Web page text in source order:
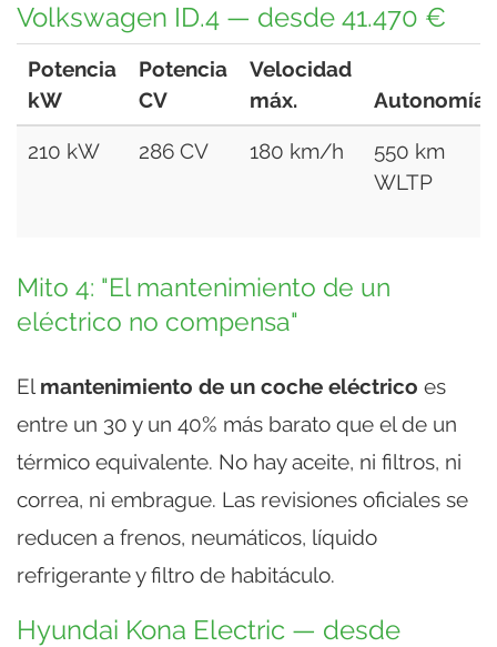
Volkswagen ID.4 — desde 41.470 €
Potencia
kW
Potencia
CV
Velocidad
máx.
Autonomía
210 kW 286 CV 180 km/h
550 km
WLTP
Mito 4: "El mantenimiento de un
eléctrico no compensa"
El mantenimiento de un coche eléctrico es
entre un 30 y un 40% más barato que el de un
térmico equivalente. No hay aceite, ni filtros, ni
correa, ni embrague. Las revisiones oficiales se
reducen a frenos, neumáticos, líquido
refrigerante y filtro de habitáculo.
Hyundai Kona Electric — desde